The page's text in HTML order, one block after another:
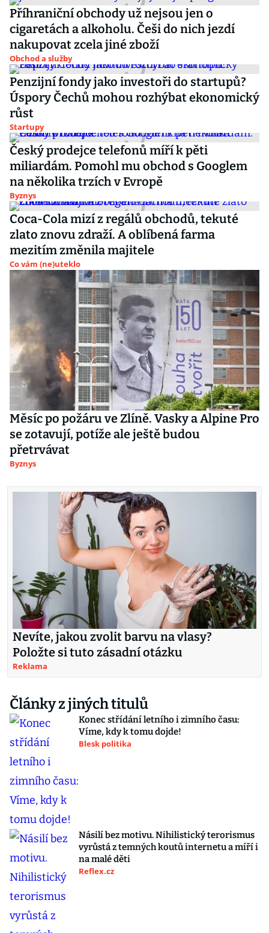
Příhraniční obchody už nejsou jen o
cigaretách a alkoholu. Češi do nich jezdí
nakupovat zcela jiné zboží
Obchod a služby
Penzijní fondy jako investoři do startupů?
Úspory Čechů mohou rozhýbat ekonomický
růst
Startupy
Český prodejce telefonů míří k pěti
miliardám. Pomohl mu obchod s Googlem
na několika trzích v Evropě
Byznys
Coca-Cola mizí z regálů obchodů, tekuté
zlato znovu zdraží. A oblíbená farma
mezitím změnila majitele
Co vám (ne)uteklo
Měsíc po požáru ve Zlíně. Vasky a Alpine Pro
se zotavují, potíže ale ještě budou
přetrvávat
Byznys
Nevíte, jakou zvolit barvu na vlasy?
Položte si tuto zásadní otázku
Reklama
Články z jiných titulů
Konec střídání letního i zimního času:
Víme, kdy k tomu dojde!
Blesk politika
Násilí bez motivu. Nihilistický terorismus
vyrůstá z temných koutů internetu a míří i
na malé děti
Reflex.cz